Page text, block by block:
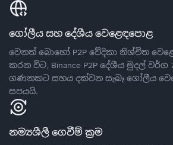
ගෝලීය සහ දේශීය වෙළෙඳපොළ
වෙනත් බොහෝ P2P වේදිකා නිශ්චිත
කරන විට, Binance P2P දේශීය මුදල් වර්ග
ගණනකට සහය දක්වන සැබෑ ගෝලීය
සපයයි.
නම්‍යශීලී ගෙවීම් ක්‍රම